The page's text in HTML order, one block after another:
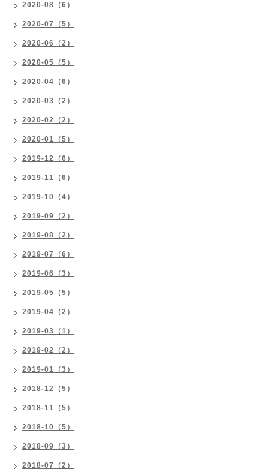
2020-08（6）
2020-07（5）
2020-06（2）
2020-05（5）
2020-04（6）
2020-03（2）
2020-02（2）
2020-01（5）
2019-12（6）
2019-11（6）
2019-10（4）
2019-09（2）
2019-08（2）
2019-07（6）
2019-06（3）
2019-05（5）
2019-04（2）
2019-03（1）
2019-02（2）
2019-01（3）
2018-12（5）
2018-11（5）
2018-10（5）
2018-09（3）
2018-07（2）